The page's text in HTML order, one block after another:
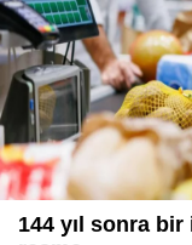
144 yıl sonra